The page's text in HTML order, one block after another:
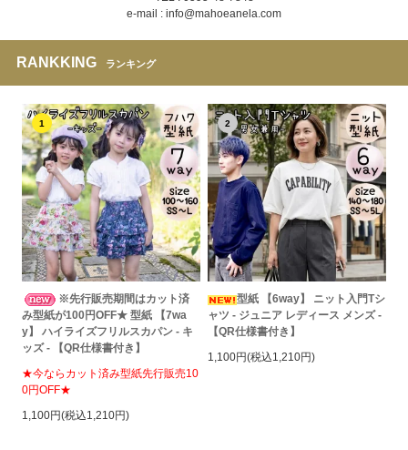
e-mail : info@mahoeanela.com
RANKKING ランキング
1
※先行販売期間はカット済
み型紙が100円OFF★ 型紙 【7wa
y】 ハイライズフリルスカパン - キ
ッズ - 【QR仕様書付き】
★今ならカット済み型紙先行販売10
0円OFF★
1,100円(税込1,210円)
2
型紙 【6way】 ニット入門Tシ
ャツ - ジュニア レディース メンズ -
【QR仕様書付き】
1,100円(税込1,210円)